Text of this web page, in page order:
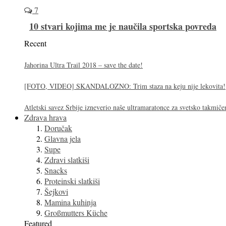
7
10 stvari kojima me je naučila sportska povreda
Recent
Jahorina Ultra Trail 2018 – save the date!
[FOTO, VIDEO] SKANDALOZNO: Trim staza na keju nije lekovita!
Atletski savez Srbije izneverio naše ultramaratonce za svetsko
Zdrava hrava
Doručak
Glavna jela
Supe
Zdravi slatkiši
Snacks
Proteinski slatkiši
Šejkovi
Mamina kuhinja
Großmutters Küche
Featured